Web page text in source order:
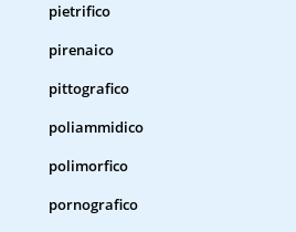
pietrifico
pirenaico
pittografico
poliammidico
polimorfico
pornografico